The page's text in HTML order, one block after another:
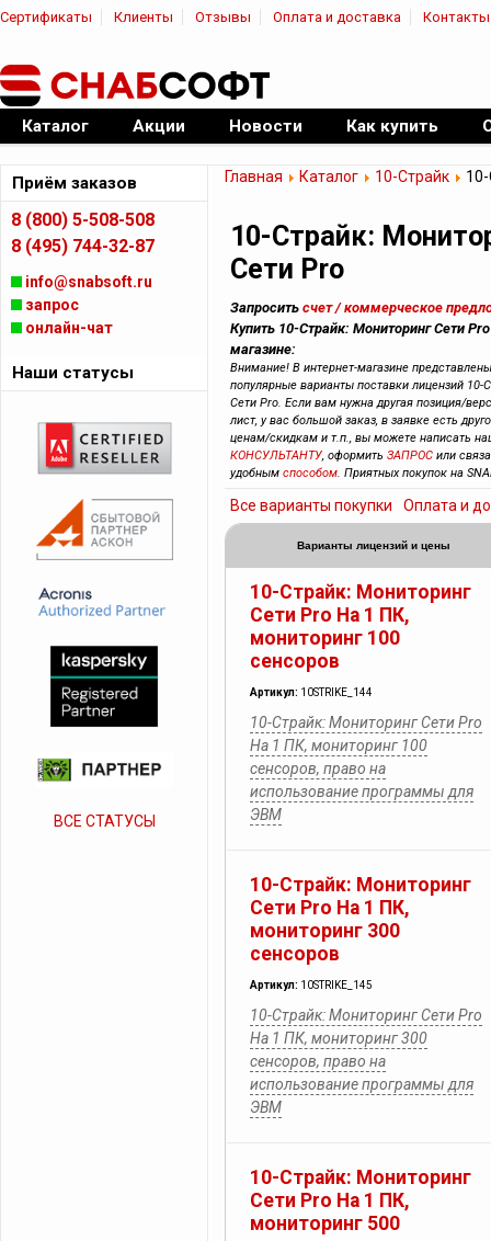
Сертификаты Клиенты Отзывы Оплата и доставка Контакты
Официальный дилер ПО
Каталог Акции Новости Как купить
Главная Каталог 10-Страйк
10-Страйк:
Сети Pro
Запросить счет / коммерческое
Купить 10-Страйк: Мониторинг Сети
магазине:
Внимание! В интернет-магазине
популярные варианты поставки лицензий 10-
Сети Pro. Если вам нужна другая позиция/
лист, у вас большой заказ, в заявке есть
ценам/скидкам и т.п., вы можете написать
КОНСУЛЬТАНТУ, оформить ЗАПРОС или
удобным способом. Приятных покупок на
Все варианты покупки Оплата и
Варианты лицензий и цены
10-Страйк: Мониторинг
Сети Pro На 1 ПК,
мониторинг 100
сенсоров
Артикул: 10STRIKE_144
10-Страйк: Мониторинг Сети Pro
На 1 ПК, мониторинг 100
сенсоров, право на
использование программы для
ЭВМ
10-Страйк: Мониторинг
Сети Pro На 1 ПК,
мониторинг 300
сенсоров
Артикул: 10STRIKE_145
10-Страйк: Мониторинг Сети Pro
На 1 ПК, мониторинг 300
сенсоров, право на
использование программы для
ЭВМ
10-Страйк: Мониторинг
Сети Pro На 1 ПК,
мониторинг 500
Приём заказов
8 (800) 5-508-508
8 (495) 744-32-87
info@snabsoft.ru
запрос
онлайн-чат
Наши статусы
ВСЕ СТАТУСЫ